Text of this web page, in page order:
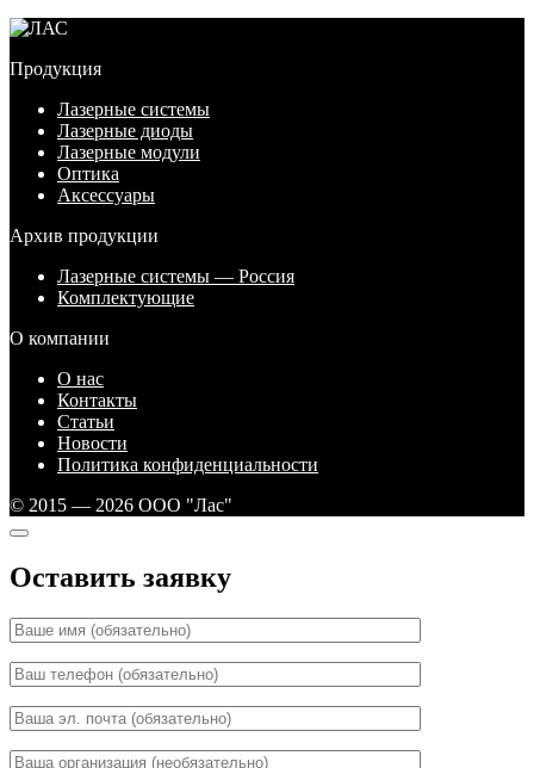
Продукция
Лазерные системы
Лазерные диоды
Лазерные модули
Оптика
Аксессуары
Архив продукции
Лазерные системы — Россия
Комплектующие
О компании
О нас
Контакты
Статьи
Новости
Политика конфиденциальности
© 2015 — 2026 ООО "Лас"
Оставить заявку